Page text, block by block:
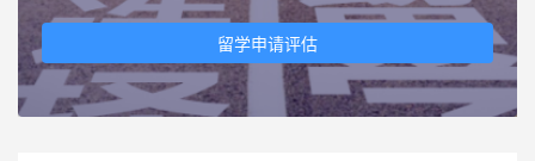
留学申请评估